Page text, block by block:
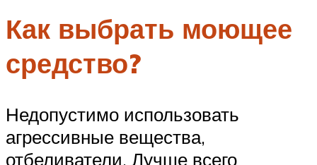
Как выбрать моющее
средство?
Недопустимо использовать
агрессивные вещества,
отбеливатели. Лучше всего